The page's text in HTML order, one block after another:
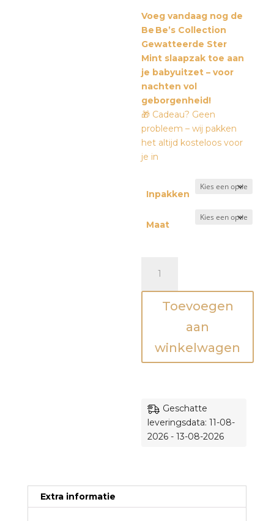
Voeg vandaag nog de
Be Be’s Collection
Gewatteerde Ster
Mint slaapzak toe aan
je babyuitzet – voor
nachten vol
geborgenheid!
🎁 Cadeau? Geen
probleem – wij pakken
het altijd kosteloos voor
je in
Inpakken
Maat
-
Slaapzak
aantal
Toevoegen
aan
winkelwagen
Geschatte
leveringsdata: 11-08-
2026 - 13-08-2026
Extra informatie